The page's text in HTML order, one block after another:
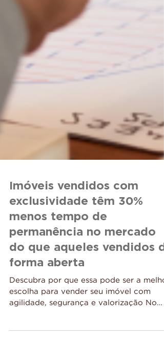
Imóveis vendidos com
exclusividade têm 30%
menos tempo de
permanência no mercado
do que aqueles vendidos
forma aberta